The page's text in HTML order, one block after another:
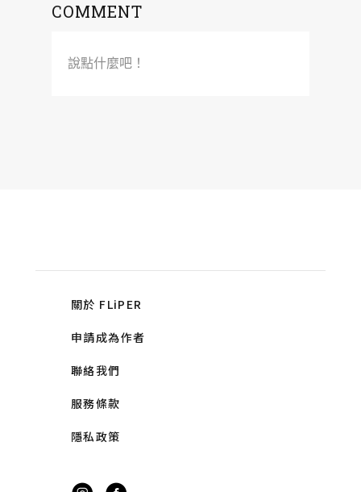
COMMENT
說點什麼吧！
關於 FLiPER
申請成為作者
聯絡我們
服務條款
隱私政策